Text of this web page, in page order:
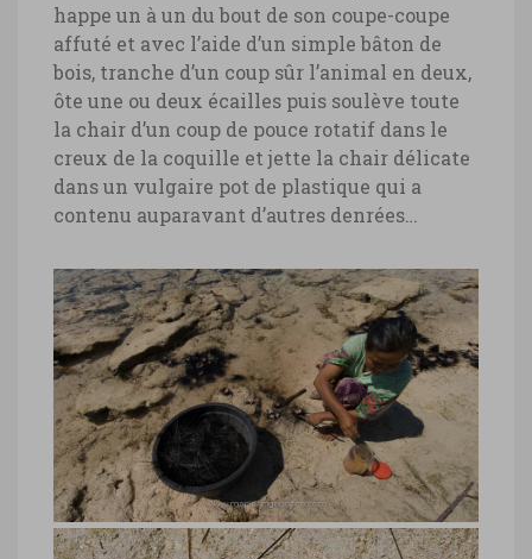
happe un à un du bout de son coupe-coupe
affuté et avec l’aide d’un simple bâton de
bois, tranche d’un coup sûr l’animal en deux,
ôte une ou deux écailles puis soulève toute
la chair d’un coup de pouce rotatif dans le
creux de la coquille et jette la chair délicate
dans un vulgaire pot de plastique qui a
contenu auparavant d’autres denrées…